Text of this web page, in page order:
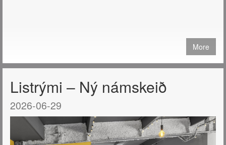
More
Listrými – Ný námskeið
2026-06-29